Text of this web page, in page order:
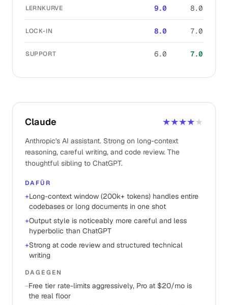
LERNKURVE 9.0 8.0
LOCK-IN 8.0 7.0
SUPPORT 6.0 7.0
Claude ★★★★★
Anthropic's AI assistant. Strong on long-context
reasoning, careful writing, and code review. The
thoughtful sibling to ChatGPT.
DAFÜR
+Long-context window (200k+ tokens) handles entire
codebases or long documents in one shot
+Output style is noticeably more careful and less
hyperbolic than ChatGPT
+Strong at code review and structured technical
writing
DAGEGEN
−Free tier rate-limits aggressively, Pro at $20/mo is
the real floor